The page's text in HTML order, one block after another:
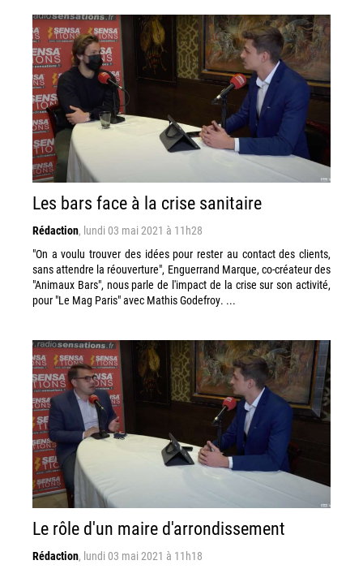
Les bars face à la crise sanitaire
Rédaction, lundi 03 mai 2021 à 11h28
"On a voulu trouver des idées pour rester au contact des clients,
sans attendre la réouverture", Enguerrand Marque, co-créateur des
"Animaux Bars", nous parle de l'impact de la crise sur son activité,
pour "Le Mag Paris" avec Mathis Godefroy. ...
Le rôle d'un maire d'arrondissement
Rédaction, lundi 03 mai 2021 à 11h18